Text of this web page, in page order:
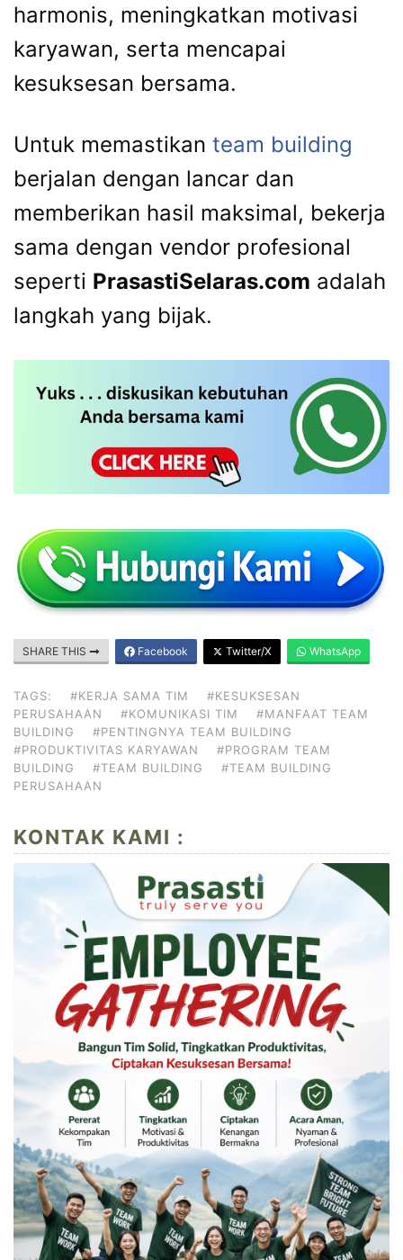
harmonis, meningkatkan motivasi
karyawan, serta mencapai
kesuksesan bersama.
Untuk memastikan team building
berjalan dengan lancar dan
memberikan hasil maksimal, bekerja
sama dengan vendor profesional
seperti PrasastiSelaras.com adalah
langkah yang bijak.
SHARE THIS Facebook Twitter/X WhatsApp
TAGS: #KERJA SAMA TIM
#KESUKSESAN
PERUSAHAAN
#KOMUNIKASI TIM
#MANFAAT TEAM
BUILDING
#PENTINGNYA TEAM BUILDING
#PRODUKTIVITAS KARYAWAN
#PROGRAM TEAM
BUILDING
#TEAM BUILDING
#TEAM BUILDING
PERUSAHAAN
KONTAK KAMI :